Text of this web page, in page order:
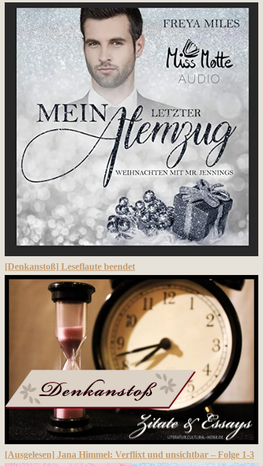
[Denkanstoß] Leseflaute beendet
[Ausgelesen] Jana Himmel: Verflixt und unsichtbar – Folge 1-3